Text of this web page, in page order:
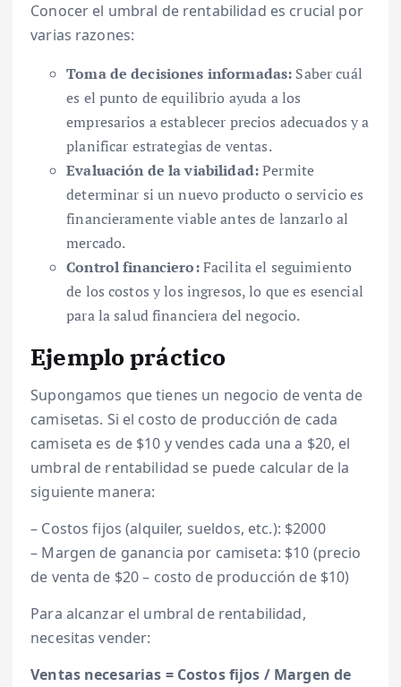
Conocer el umbral de rentabilidad es crucial por
varias razones:
Toma de decisiones informadas: Saber cuál
es el punto de equilibrio ayuda a los
empresarios a establecer precios adecuados y a
planificar estrategias de ventas.
Evaluación de la viabilidad:Permite
determinar si un nuevo producto o servicio es
financieramente viable antes de lanzarlo al
mercado.
Control financiero:Facilita el seguimiento
de los costos y los ingresos, lo que es esencial
para la salud financiera del negocio.
Ejemplo práctico
Supongamos que tienes un negocio de venta de
camisetas. Si el costo de producción de cada
camiseta es de $10 y vendes cada una a $20, el
umbral de rentabilidad se puede calcular de la
siguiente manera:
– Costos fijos (alquiler, sueldos, etc.): $2000
– Margen de ganancia por camiseta: $10 (precio
de venta de $20 – costo de producción de $10)
Para alcanzar el umbral de rentabilidad,
necesitas vender:
Ventas necesarias = Costos fijos / Margen de